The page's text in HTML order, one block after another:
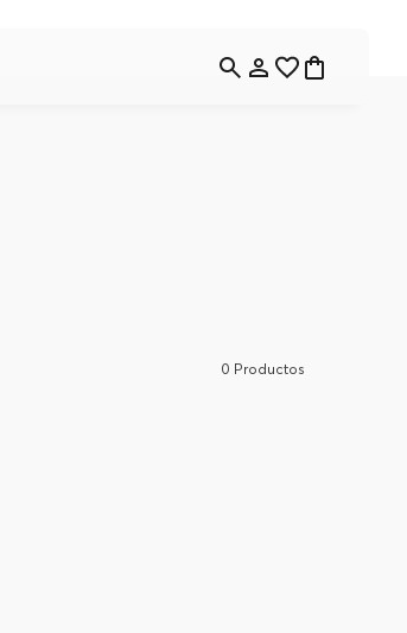
0 Productos